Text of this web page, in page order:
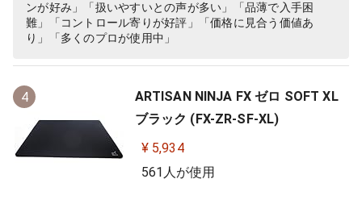
ンが好み」「扱いやすいとの声が多い」「品薄で入手困
難」「コントロール寄りが好評」「価格に見合う価値あ
り」「多くのプロが使用中」
4
ARTISAN NINJA FX ゼロ SOFT XL
ブラック (FX-ZR-SF-XL)
¥ 5,934
561人が使用